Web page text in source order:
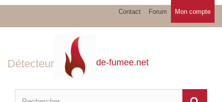
Mon compte
Forum
Contact
Détecteur de-fumee.net